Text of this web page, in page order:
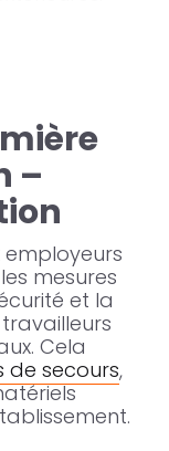
–
employeurs
mesures
et la
Cela
de secours,